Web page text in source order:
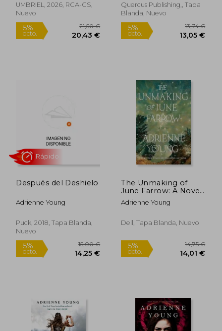
UMBRIEL, 2026, RCA-CS,
Nuevo
Quercus Publishing,, Tapa
Blanda, Nuevo
5%
Después del Deshielo
Adrienne Young
Puck, 2018, Tapa Blanda,
Nuevo
The Unmaking of
June Farrow: A Novel
(en Inglés)
Adrienne Young
Dell, Tapa Blanda, Nuevo